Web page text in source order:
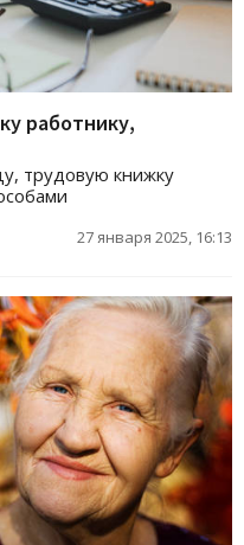
работнику,
трудовую книжку
27 января 2025, 16:13